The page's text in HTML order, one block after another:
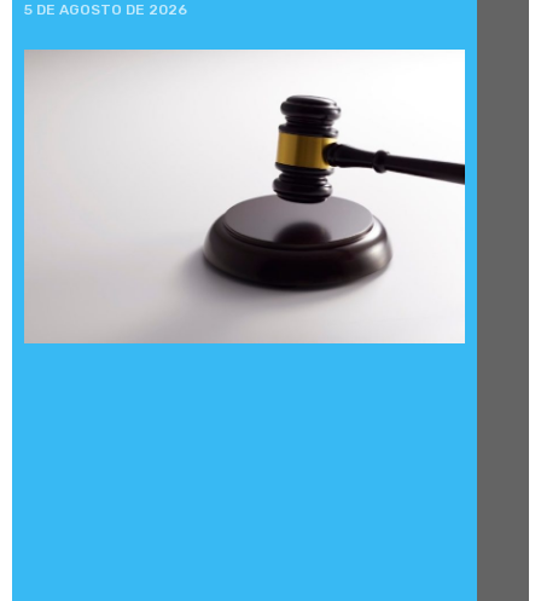
5 DE AGOSTO DE 2026